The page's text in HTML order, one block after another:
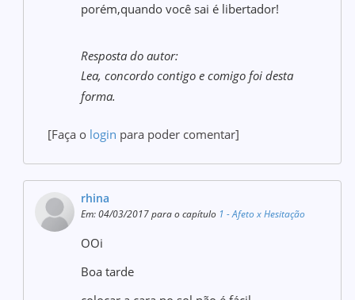
porém,quando você sai é libertador!
Resposta do autor:
Lea, concordo contigo e comigo foi desta
forma.
[Faça o login para poder comentar]
rhina
Em: 04/03/2017 para o capítulo 1 - Afeto x Hesitação
OOi
Boa tarde